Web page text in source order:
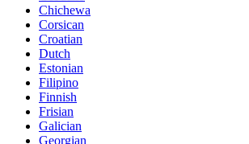
Chichewa
Corsican
Croatian
Dutch
Estonian
Filipino
Finnish
Frisian
Galician
Georgian